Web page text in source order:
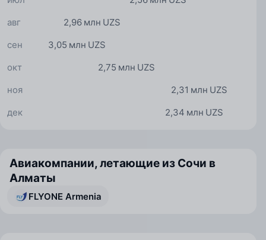
2,96 млн UZS
авг
3,05 млн UZS
сен
2,75 млн UZS
окт
2,31 млн UZS
ноя
2,34 млн UZS
дек
Авиакомпании, летающие из Сочи в
Алматы
FLYONE Armenia